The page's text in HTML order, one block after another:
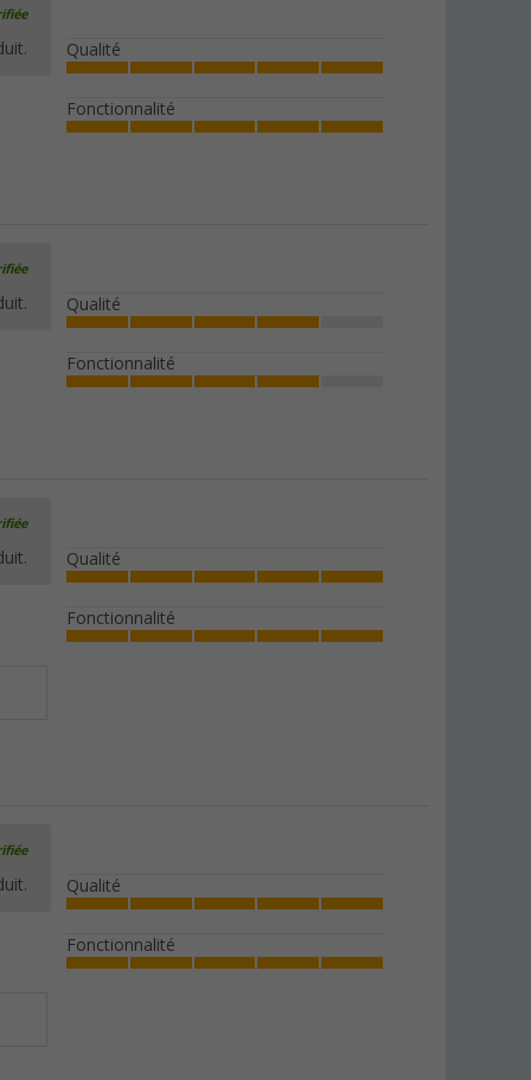
Qualité
Fonctionnalité
Qualité
Fonctionnalité
Qualité
Fonctionnalité
Qualité
Fonctionnalité